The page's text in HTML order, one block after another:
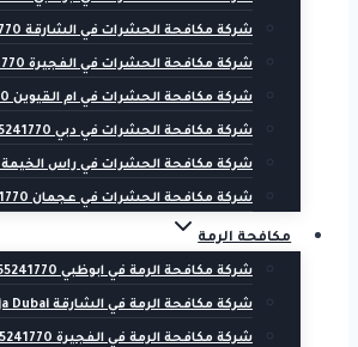
شركة مكافحة الحشرات في الشارقة 0555241770 Sharja Dubai
شركة مكافحة الحشرات في الفجيرة 0555241770 Sharja Dubai
شركة مكافحة الحشرات في ام القيوين 0555241770 Sharja Dubai
شركة مكافحة الحشرات في دبي 0555241770 Sharja Dubai
شركة مكافحة الحشرات في راس الخيمة 0555241770 Sharja Dubai
شركة مكافحة الحشرات في عجمان 0555241770 Sharja Dubai
مكافحة الرمة
شركة مكافحة الرمة في ابوظبي 0555241770 Sharja Dubai
شركة مكافحة الرمة في الشارقة v0555241770 Sharja Dubai
شركة مكافحة الرمة في الفجيرة 0555241770 Sharja Dubai